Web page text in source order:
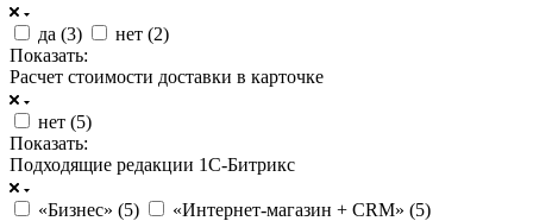
да (3) нет (2)
Показать:
Расчет стоимости доставки в карточке
нет (5)
Показать:
Подходящие редакции 1С-Битрикс
«Бизнес» (5) «Интернет-магазин + CRM» (5)